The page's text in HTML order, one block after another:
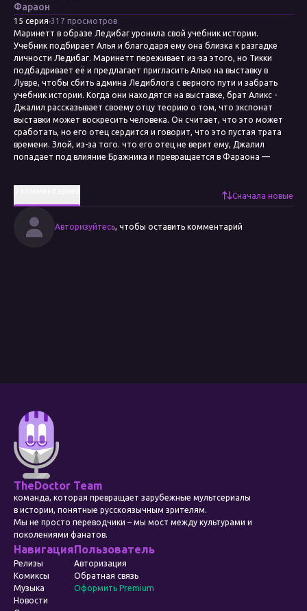
Фараон
15 серия 317 просмотров
Маринетт в образе Ледибаг уронила свой учебник истории.
Учебник подбирает Алья и благодаря ему она близка к разгадке
личности Ледибаг. Маринетт переживает из-за этого, но Тикки
подбадривает её и предлагает пригласить Алью на выставку в
Лувре, чтобы сбить админа Ледиблога с верного пути и забрать
учебник истории. Когда они находятся на выставке, брат Аликс -
Джалил рассказывает своему отцу теорию о том, что экспонат
выставки может воскресить человека. Он считает, что это может
сработать, но его отец сердится и говорит, что это пустая трата
времени. Злой, из-за того. что его отец не верит ему, Джалил
попадает под влияние Бражника и превращается в Фараона —
21 октября 2015
Продолжительность
21:36
Сначала новые
Авторизуйтесь, чтобы оставить комментарий
TheDoctor Team
команда, которая превращает зарубежные мультсериалы
в истории, понятные русскоязычным зрителям.
Мы не просто переводчики – мы мост между культурами и
поколениями фанатов.
Навигация
Релизы
Комиксы
Музыка
Новости
Пользователь
Авторизация
Обратная связь
Оформить Premium